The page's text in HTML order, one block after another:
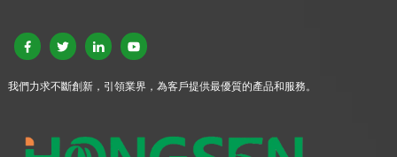
我們力求不斷創新，引領業界，為客戶提供最優質的產品和服務。